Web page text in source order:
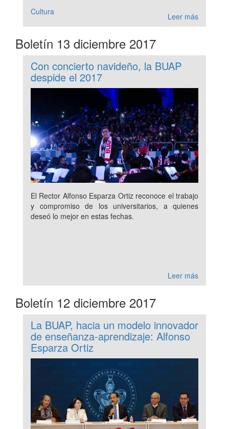
Cultura Leer más
Boletín 13 diciembre 2017
Con concierto navideño, la BUAP
despide el 2017
El Rector Alfonso Esparza Ortiz reconoce el trabajo
y compromiso de los universitarios, a quienes
deseó lo mejor en estas fechas.
Leer más
Boletín 12 diciembre 2017
La BUAP, hacia un modelo innovador
de enseñanza-aprendizaje: Alfonso
Esparza Ortiz